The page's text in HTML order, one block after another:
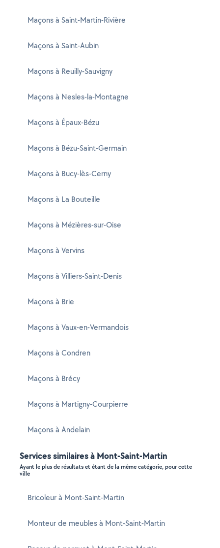
Maçons à Saint-Martin-Rivière
Maçons à Saint-Aubin
Maçons à Reuilly-Sauvigny
Maçons à Nesles-la-Montagne
Maçons à Épaux-Bézu
Maçons à Bézu-Saint-Germain
Maçons à Bucy-lès-Cerny
Maçons à La Bouteille
Maçons à Mézières-sur-Oise
Maçons à Vervins
Maçons à Villiers-Saint-Denis
Maçons à Brie
Maçons à Vaux-en-Vermandois
Maçons à Condren
Maçons à Brécy
Maçons à Martigny-Courpierre
Maçons à Andelain
Services similaires à Mont-Saint-Martin
Ayant le plus de résultats et étant de la même catégorie, pour cette
ville
Bricoleur à Mont-Saint-Martin
Monteur de meubles à Mont-Saint-Martin